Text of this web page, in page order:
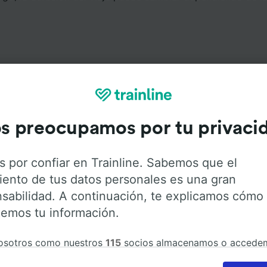
Servicios a bordo
Nord a Praga conFlixbus. Haz click en las
más información sobre los servicios que ofrece cada
preocupamos por tu
por confiar en Trainline. Sabemos que el
de tus datos personales es una gran
A continuación, te explicamos cómo
tu información.
como nuestros 115 socios almacenamos o